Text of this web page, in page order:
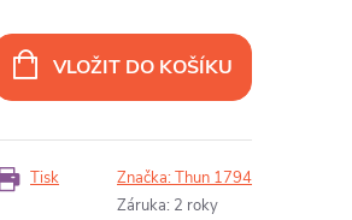
VLOŽIT DO KOŠÍKU
Tisk Značka:Thun 1794
Záruka: 2 roky